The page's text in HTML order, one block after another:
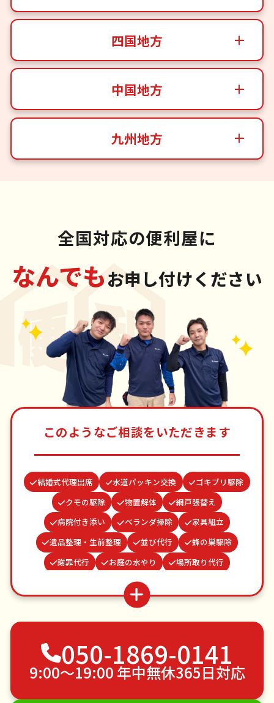
四国地方
中国地方
九州地方
全国対応の便利屋に
なんでもお申し付けください
このようなご相談をいただきます
結婚式代理出席 水道パッキン交換
ゴキブリ駆除
クモの駆除
物置解体
網戸張替え
病院付き添い
ベランダ掃除
家具組立
遺品整理・生前整理
並び代行
蜂の巣駆除
謝罪代行
お庭の水やり
場所取り代行
波板張替え
カーテンレール取り付け
雨どい修理・掃除
お墓参り代行
不用品回収
ゴミ屋敷片付け
植木の剪定
植木の伐採
手すり取り付け
ペットのお世話
エアコンクリーニング
050-1869-0141
9:00〜19:00 年中無休365日対応